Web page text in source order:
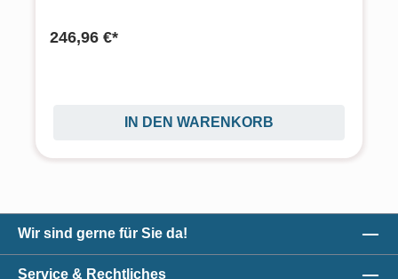
246,96 €*
IN DEN WARENKORB
Wir sind gerne für Sie da!
Service & Rechtliches